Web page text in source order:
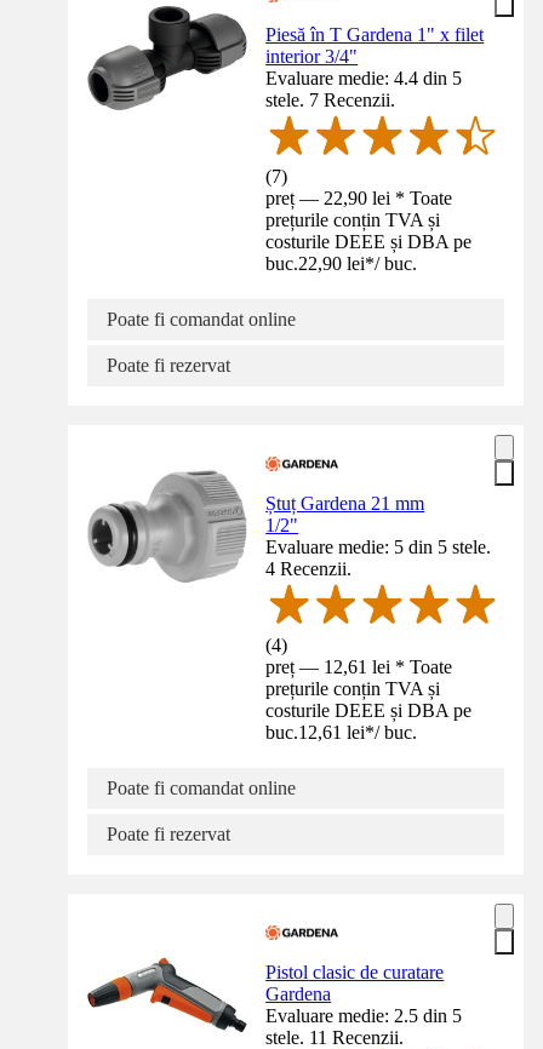
Piesă în T Gardena 1" x filet
interior 3/4"
Evaluare medie: 4.4 din 5
stele. 7 Recenzii.
(7)
preț — 22,90 lei * Toate
prețurile conțin TVA și
costurile DEEE și DBA pe
buc.22,90 lei*/ buc.
Poate fi comandat online
Poate fi rezervat
Ștuț Gardena 21 mm
1/2"
Evaluare medie: 5 din 5 stele.
4 Recenzii.
(4)
preț — 12,61 lei * Toate
prețurile conțin TVA și
costurile DEEE și DBA pe
buc.12,61 lei*/ buc.
Poate fi comandat online
Poate fi rezervat
Pistol clasic de curatare
Gardena
Evaluare medie: 2.5 din 5
stele. 11 Recenzii.